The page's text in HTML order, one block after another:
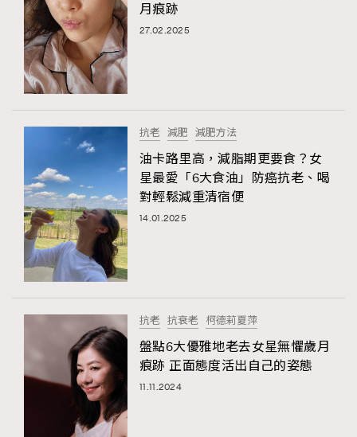
About us Collaboration Opportunity
Japan | Portugal | Spain
月痕跡
27.02.2025
抗老 減肥 減肥方法
油卡路里高，減脂期更要食？女
星最愛「6大食油」防癌抗老、喝
對輕鬆減重清宿便
14.01.2025
抗老 抗衰老 柯德莉夏萍
盤點6大優雅地老去女星無懼歲月
痕跡 正面態度活出自己的姿態
11.11.2024